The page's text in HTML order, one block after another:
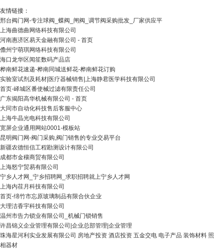
友情链接：
邢台阀门网-专注球阀_蝶阀_闸阀_调节阀采购批发_厂家供应平
上海曲德曲网络科技有限公司
河南惠济区易天金融有限公司 - 首页
儋州宁萌琪网络科技有限公司
海口龙华区闻笙数码产品店
桦南鲜花速递-桦南同城送鲜花-桦南鲜花订购
实验室试剂及耗材|医疗器械销售|上海静君医学科技有限公司
首页-峄城区番使械过滤有限责任公司
广东揭阳高华机械有限公司 - 首页
大同市自动化科技售后客服中心
上海牛晶光电科技有限公司
宽屏企业通用网站0001-模板站
昆明阀门网-阀门采购,阀门销售的专业交易平台
新疆农德恒信工程勘测设计有限公司
成都市金穰商贸有限公司
上海怒宁贸易有限公司
宁乡人才网_宁乡招聘网_求职招聘就上宁乡人才网
上海内荏月科技有限公司
首页-绵竹市忘原玻璃制品有限合伙企业
大理洁香宇科技有限公司
温州市告力锁业有限公司_机械门锁销售
许昌锦义企业管理有限公司|企业总部管理|企业管理
珠海星河利实业发展有限公司 房地产投资 酒店投资 五金交电 电子产品 装饰材料 照
相器材